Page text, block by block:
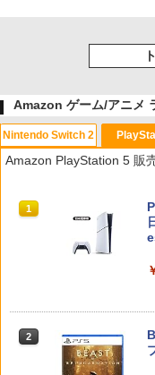
Amazon ゲーム/アニメ
Nintendo Switch 2
1
2
Amazon PlayStation 5 販
1
2